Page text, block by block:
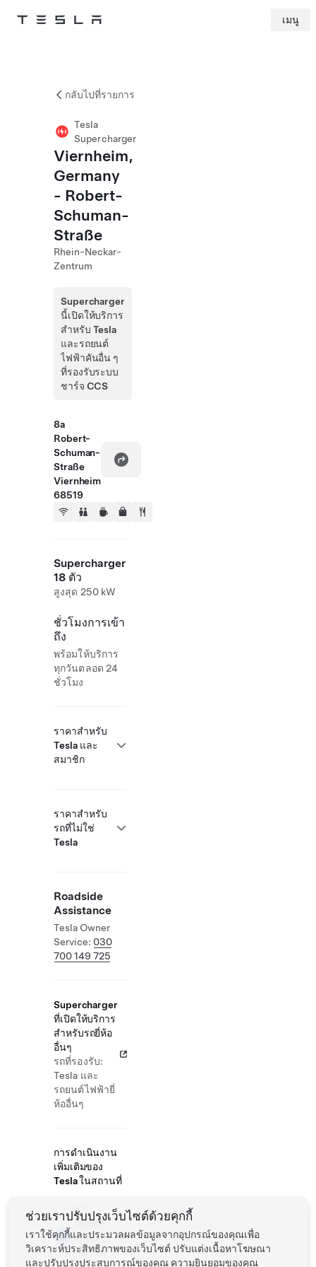
Tesla เมนู
กลับไปที่รายการ
Tesla
Supercharger
Viernheim,
Germany
- Robert-
Schuman-
Straße
Rhein-Neckar-
Zentrum
Supercharger
นี้เปิดให้บริการ
สำหรับ Tesla
และรถยนต์
ไฟฟ้าคันอื่น ๆ
ที่รองรับระบบ
ชาร์จ CCS
8a
Robert-
Schuman-
Straße
Viernheim
68519
Supercharger
18 ตัว
สูงสุด 250 kW
ชั่วโมงการเข้า
ถึง
พร้อมให้บริการ
ทุกวันตลอด 24
ชั่วโมง
ราคาสำหรับ
Tesla และ
สมาชิก
ราคาสำหรับ
รถที่ไม่ใช่
Tesla
Roadside
Assistance
Tesla Owner
Service: 030
700 149 725
Supercharger
ที่เปิดให้บริการ
สำหรับรถยี่ห้อ
อื่นๆ
รถที่รองรับ:
Tesla และ
รถยนต์ไฟฟ้ายี่
ห้ออื่นๆ
การดำเนินงาน
เพิ่มเติมของ
Tesla ในสถานที่
การ
ทดลอง
ขับแบบ
บริการ
ช่วยเราปรับปรุงเว็บไซต์ด้วยคุกกี้
เราใช้คุกกี้และประมวลผลข้อมูลจากอุปกรณ์ของคุณเพื่อ
วิเคราะห์ประสิทธิภาพของเว็บไซต์ ปรับแต่งเนื้อหาโฆษณา
และปรับปรุงประสบการณ์ของคุณ ความยินยอมของคุณ